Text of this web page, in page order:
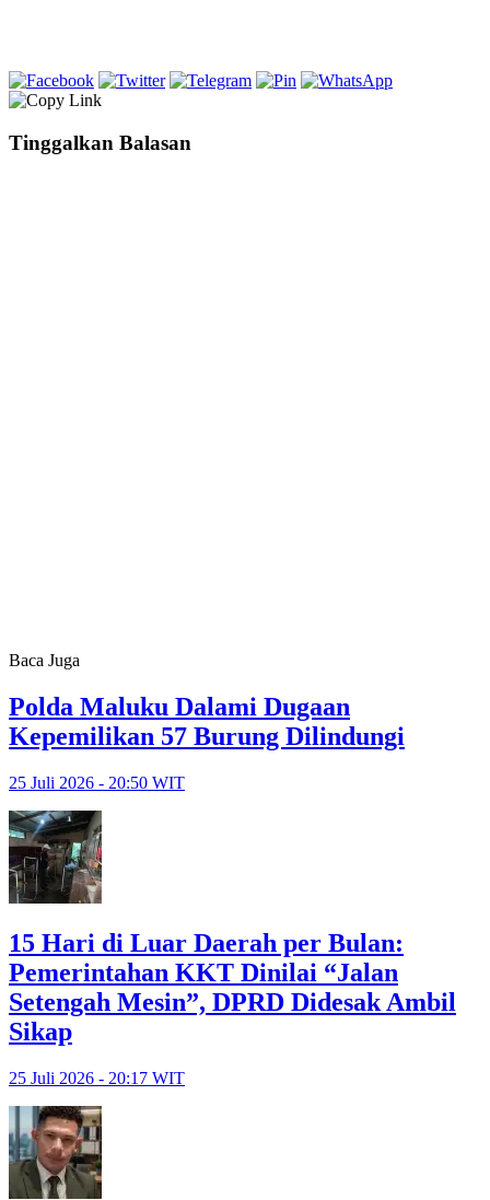
Tinggalkan Balasan
Baca Juga
Polda Maluku Dalami Dugaan
Kepemilikan 57 Burung Dilindungi
25 Juli 2026 - 20:50 WIT
15 Hari di Luar Daerah per Bulan:
Pemerintahan KKT Dinilai “Jalan
Setengah Mesin”, DPRD Didesak Ambil
Sikap
25 Juli 2026 - 20:17 WIT